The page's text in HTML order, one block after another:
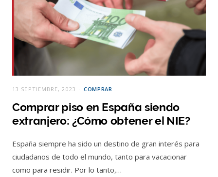
COMPRAR
13 SEPTIEMBRE, 2023
Comprar piso en España siendo
extranjero: ¿Cómo obtener el NIE?
España siempre ha sido un destino de gran interés para
ciudadanos de todo el mundo, tanto para vacacionar
como para residir. Por lo tanto,…